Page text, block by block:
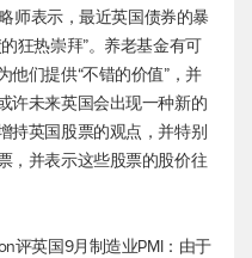
师表示，最近英国债券的暴
狂热崇拜”。养老基金有可
他们提供“不错的价值”，并
许未来英国会出现一种新的
持英国股票的观点，并特别
，并表示这些股票的股价往
评英国9月制造业PMI：由于